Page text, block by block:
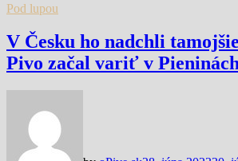
Pod lupou
V Česku ho nadchli
Pivo začal variť v